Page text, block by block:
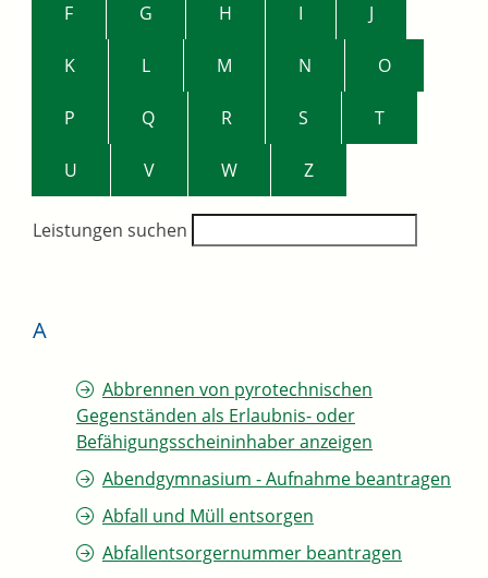
F G H I J
K L M N O
P Q R S T
U V W Z
Leistungen suchen
A
Abbrennen von pyrotechnischen
Gegenständen als Erlaubnis- oder
Befähigungsscheininhaber anzeigen
Abendgymnasium - Aufnahme beantragen
Abfall und Müll entsorgen
Abfallentsorgernummer beantragen